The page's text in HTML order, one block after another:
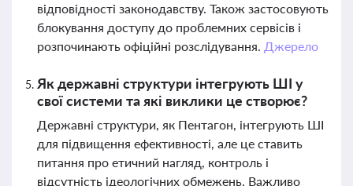
відповідності законодавству. Також застосовують
блокування доступу до проблемних сервісів і
розпочинають офіційні розслідування. Джерело
Як державні структури інтегрують ШІ у
свої системи та які виклики це створює?
Державні структури, як Пентагон, інтегрують ШІ
для підвищення ефективності, але це ставить
питання про етичний нагляд, контроль і
відсутність ідеологічних обмежень. Важливо